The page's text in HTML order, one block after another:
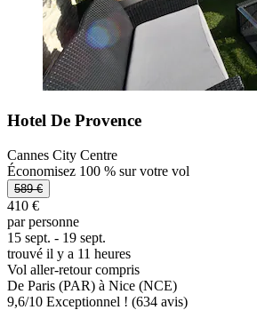
Hotel De Provence
Cannes City Centre
Économisez 100 % sur votre vol
589 €
410 €
par personne
15 sept. - 19 sept.
trouvé il y a 11 heures
Vol aller-retour compris
De Paris (PAR) à Nice (NCE)
9,6/10 Exceptionnel ! (634 avis)